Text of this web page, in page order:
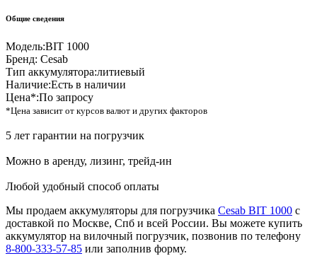
Общие сведения
Модель:BIT 1000
Бренд: Cesab
Тип аккумулятора:литиевый
Наличие:Есть в наличии
Цена*:По запросу
*Цена зависит от курсов валют и других факторов
5 лет гарантии на погрузчик
Можно в аренду, лизинг, трейд-ин
Любой удобный способ оплаты
Мы продаем аккумуляторы для погрузчика Cesab BIT 1000 с
доставкой по Москве, Спб и всей России. Вы можете купить
аккумулятор на вилочный погрузчик, позвонив по телефону
8-800-333-57-85 или заполнив форму.